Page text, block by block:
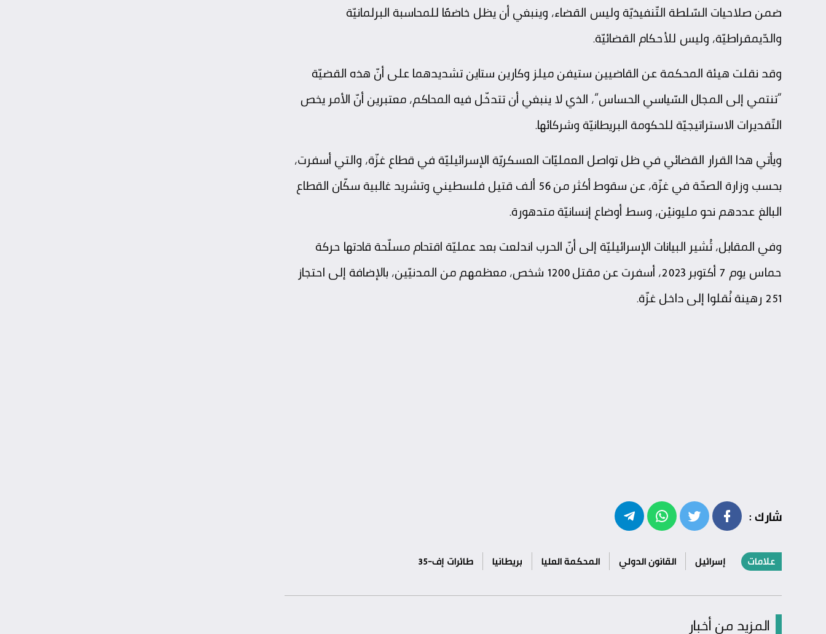
ضمن صلاحيات السّلطة التّنفيذيّة وليس القضاء، وينبغي أن يظل خاضعًا للمحاسبة البرلمانيّة
والدّيمقراطيّة، وليس للأحكام القضائيّة.
وقد نقلت هيئة المحكمة عن القاضيين ستيفن ميلز وكارين ستاين تشديدهما على أنّ هذه القضيّة
“تنتمي إلى المجال السّياسي الحساس”، الذي لا ينبغي أن تتدخّل فيه المحاكم، معتبرين أنّ الأمر يخص
التّقديرات الاستراتيجيّة للحكومة البريطانيّة وشركائها.
ويأتي هذا القرار القضائي في ظل تواصل العمليّات العسكريّة الإسرائيليّة في قطاع غزّة، والتي أسفرت،
بحسب وزارة الصحّة في غزّة، عن سقوط أكثر من 56 ألف قتيل فلسطيني وتشريد غالبية سكّان القطاع
البالغ عددهم نحو مليونيْن، وسط أوضاع إنسانيّة متدهورة.
وفي المقابل، تُشير البيانات الإسرائيليّة إلى أنّ الحرب اندلعت بعد عمليّة اقتحام مسلّحة قادتهاحركة
حماس
يوم 7 أكتوبر 2023، أسفرت عن مقتل 1200 شخص، معظمهم من المدنيّين، بالإضافة إلى احتجاز
251 رهينة نُقلوا إلى داخل غزّة.
شارك :
علامات إسرائيل القانون الدولي المحكمة العليا بريطانيا طائرات إف-35
المزيد من أخبار